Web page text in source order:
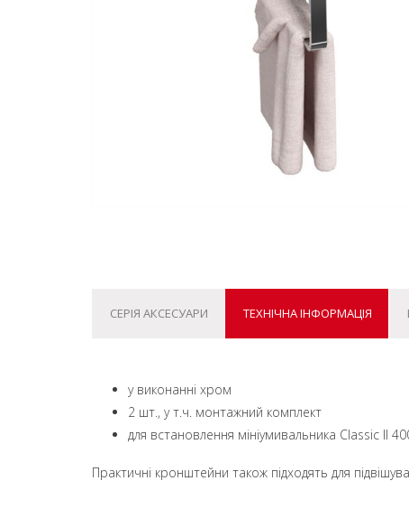
СЕРІЯ АКСЕСУАРИ ТЕХНІЧНА ІНФОРМАЦІЯ
у виконанні хром
2 шт., у т.ч. монтажний комплект
для встановлення мініумивальника Classic II
Практичні кронштейни також підходять для